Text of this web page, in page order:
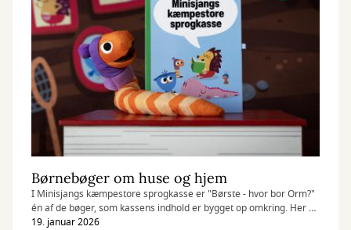
Børnebøger om huse og hjem
I Minisjangs kæmpestore sprogkasse er "Børste - hvor bor Orm?"
én af de bøger, som kassens indhold er bygget op omkring. Her er
en række bøger, der også handler om huse og hjem.
19. januar 2026